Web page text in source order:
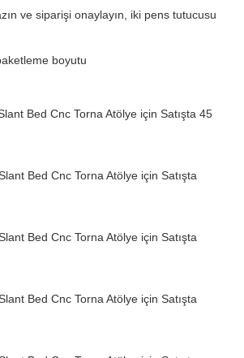
ve siparişi onaylayın, iki pens tutucusu
boyutu